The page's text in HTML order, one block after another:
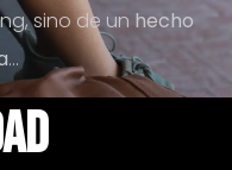
sino de un hecho
...